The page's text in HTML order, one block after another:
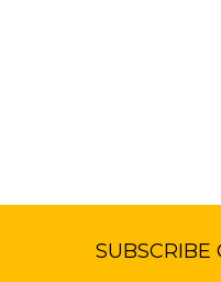
SUBSCRIBE